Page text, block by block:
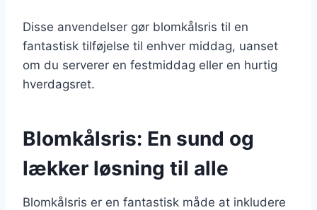
Disse anvendelser gør blomkålsris til en
fantastisk tilføjelse til enhver middag, uanset
om du serverer en festmiddag eller en hurtig
hverdagsret.
Blomkålsris: En sund og
lækker løsning til alle
Blomkålsris er en fantastisk måde at inkludere